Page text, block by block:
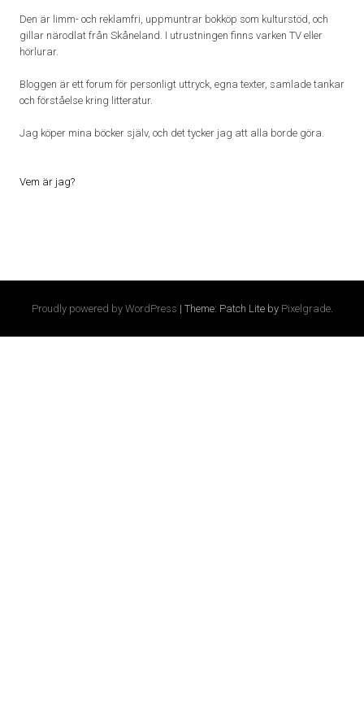
Den är limm- och reklamfri, uppmuntrar bokköp som kulturstöd, och
gillar närodlat från Skåneland. I utrustningen finns varken TV eller
hörlurar.
Bloggen är ett forum för personligt uttryck, egna texter, samlade tankar
och förståelse kring litteratur.
Jag köper mina böcker själv, och det tycker jag att alla borde göra.
Vem är jag?
Proudly powered by WordPress | Theme: Patch Lite by Pixelgrade.